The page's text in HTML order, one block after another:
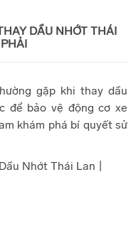
DẦU NHỚT THÁI
gặp khi thay dầu
để bảo vệ động cơ xe
khám phá bí quyết sử